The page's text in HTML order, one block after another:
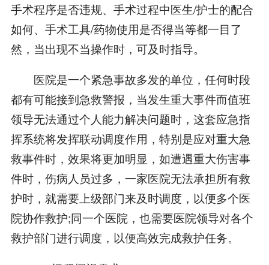
手术程序是否违规、手术过程中医生/护士的配合
如何、手术工具/药物使用是否得当等都一目了
然，当出现不当操作时，可及时指导。
医院是一个紧急事故多发的单位，任何时段
都有可能接到急救警报，当发生重大事件而值班
领导无法通过个人能力解决问题时，这套应急指
挥系统将发挥联动调度作用，特别是应对重大急
救事件时，效果将更加明显，如遭遇重大伤害事
件时，伤病人员过多，一家医院无法承担所有救
护时，就需要上级部门来及时调度，以便多个医
院协作救护;同一个医院，也需要医院领导对各个
救护部门进行调度，以便高效完成救护任务。